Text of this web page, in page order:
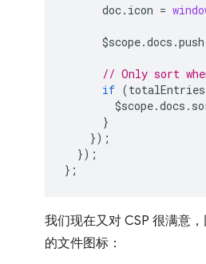
doc. icon =
$scope.docs .push
// Only sort
if (totalEntries
$scope.docs .
}
});
});
};
我们现在又对 CSP 很满意
的文件图标：